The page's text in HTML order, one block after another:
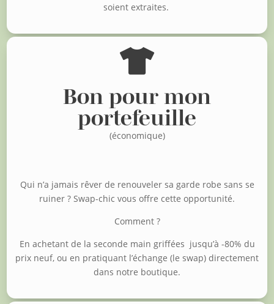
soient extraites.

Bon pour mon
portefeuille
(économique)
Qui n’a jamais rêver de renouveler sa garde robe sans se
ruiner ? Swap-chic vous offre cette opportunité.
Comment ?
En achetant de la seconde main griffées jusqu’à -80% du
prix neuf, ou en pratiquant l’échange (le swap) directement
dans notre boutique.